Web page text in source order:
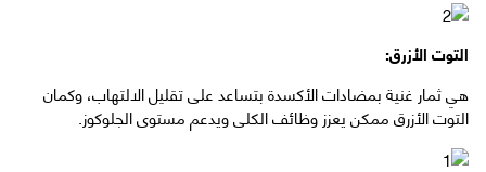
التوت الأزرق:
هي ثمار غنية بمضادات الأكسدة بتساعد على تقليل الالتهاب، وكمان
التوت الأزرق ممكن يعزز وظائف الكلى ويدعم مستوى الجلوكوز.